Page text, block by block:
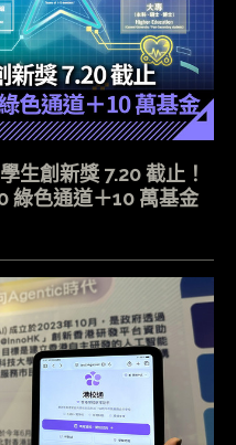
生創新獎 7.20 截止！
綠色通道＋10 萬基金